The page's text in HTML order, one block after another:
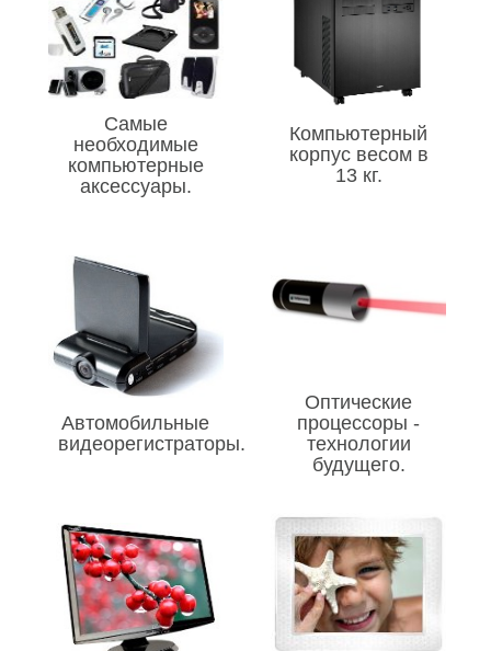
Самые
необходимые
компьютерные
аксессуары.
Компьютерный
корпус весом в
13 кг.
Автомобильные
видеорегистраторы.
Оптические
процессоры -
технологии
будущего.